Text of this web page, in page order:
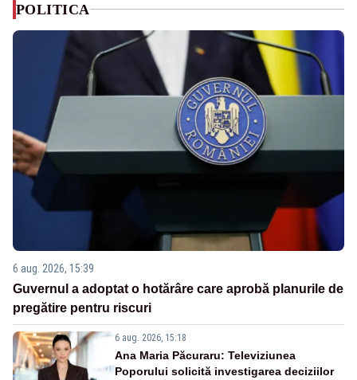
POLITICA
6 aug. 2026, 15:39
Guvernul a adoptat o hotărâre care aprobă planurile de
pregătire pentru riscuri
6 aug. 2026, 15:18
Ana Maria Păcuraru: Televiziunea
Poporului solicită investigarea deciziilor